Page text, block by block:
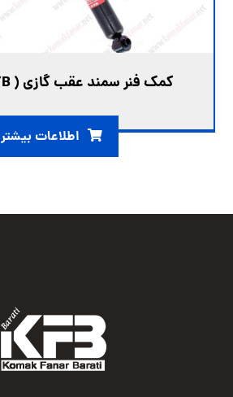
کمک فنر سمند عقب گازی ( KYB اسپانیا )
اطلاعات بیشتر